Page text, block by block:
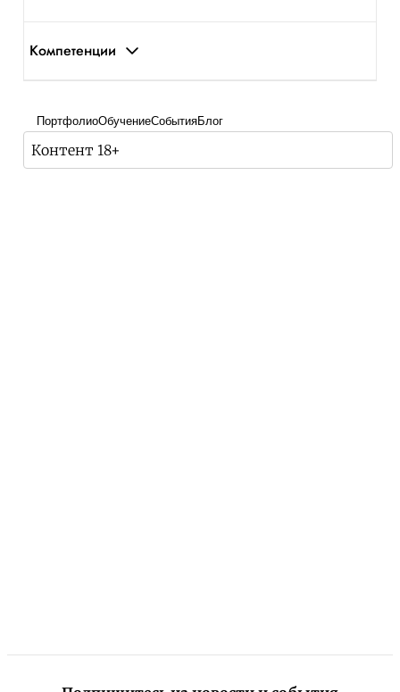
Компетенции
ПортфолиоОбучениеСобытияБлог
Контент 18+